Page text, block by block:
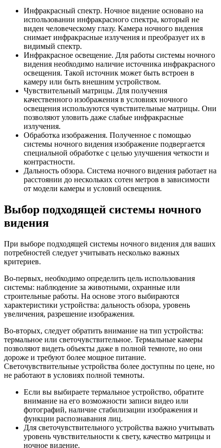
Инфракрасный спектр. Ночное видение основано на
использовании инфракрасного спектра, который не
виден человеческому глазу. Камера ночного видения
снимает инфракрасные излучения и преобразует их в
видимый спектр.
Инфракрасное освещение. Для работы системы ночного
видения необходимо наличие источника инфракрасного
освещения. Такой источник может быть встроен в
камеру или быть внешним устройством.
Чувствительный матрицы. Для получения
качественного изображения в условиях ночного
освещения используются чувствительные матрицы. Они
позволяют уловить даже слабые инфракрасные
излучения.
Обработка изображения. Полученное с помощью
системы ночного видения изображение подвергается
специальной обработке с целью улучшения четкости и
контрастности.
Дальность обзора. Система ночного видения работает на
расстоянии до нескольких сотен метров в зависимости
от модели камеры и условий освещения.
Выбор подходящей системы ночного
видения
При выборе подходящей системы ночного видения для ваших
потребностей следует учитывать несколько важных
критериев.
Во-первых, необходимо определить цель использования
системы: наблюдение за животными, охранные или
строительные работы. На основе этого выбираются
характеристики устройства: дальность обзора, уровень
увеличения, разрешение изображения.
Во-вторых, следует обратить внимание на тип устройства:
термальное или светочувствительное. Термальные камеры
позволяют видеть объекты даже в полной темноте, но они
дороже и требуют более мощное питание.
Светочувствительные устройства более доступны по цене, но
не работают в условиях полной темноты.
Если вы выбираете термальное устройство, обратите
внимание на его возможности записи видео или
фотографий, наличие стабилизации изображения и
функции распознавания лиц.
Для светочувствительного устройства важно учитывать
уровень чувствительности к свету, качество матрицы и
ночное видение.